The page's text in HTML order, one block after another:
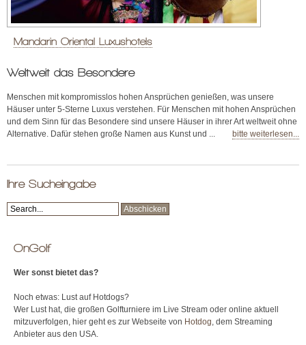
Mandarin Oriental Luxushotels
Weltweit das Besondere
Menschen mit kompromisslos hohen Ansprüchen genießen, was unsere
Häuser unter 5-Sterne Luxus verstehen. Für Menschen mit hohen Ansprüchen
und dem Sinn für das Besondere sind unsere Häuser in ihrer Art weltweit ohne
Alternative. Dafür stehen große Namen aus Kunst und ...
bitte weiterlesen...
Ihre Sucheingabe
OnGolf
Wer sonst bietet das?
Noch etwas: Lust auf Hotdogs?
Wer Lust hat, die großen Golfturniere im Live Stream oder online aktuell
mitzuverfolgen, hier geht es zur Webseite von Hotdog , dem Streaming
Anbieter aus den USA.